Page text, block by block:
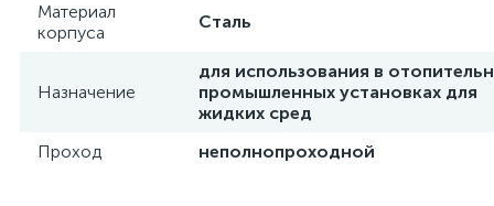
Материал
корпуса
Сталь
Назначение
для использования в
промышленных установках для
жидких сред
Проход
неполнопроходной